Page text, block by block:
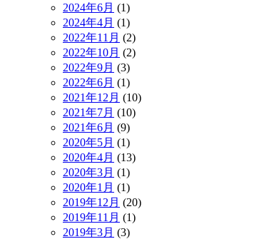
2024年6月 (1)
2024年4月 (1)
2022年11月 (2)
2022年10月 (2)
2022年9月 (3)
2022年6月 (1)
2021年12月 (10)
2021年7月 (10)
2021年6月 (9)
2020年5月 (1)
2020年4月 (13)
2020年3月 (1)
2020年1月 (1)
2019年12月 (20)
2019年11月 (1)
2019年3月 (3)